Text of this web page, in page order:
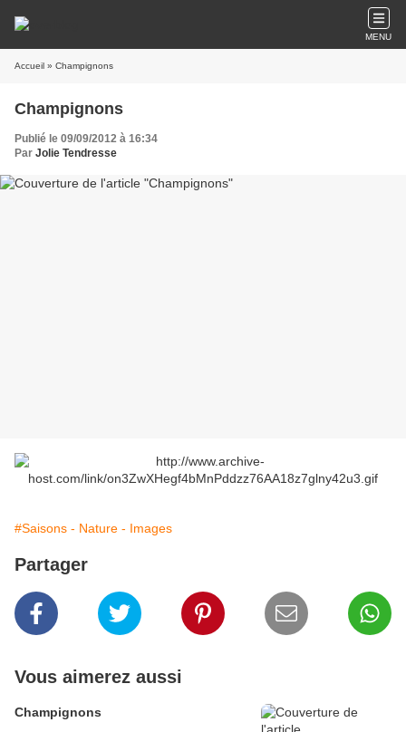
MENU
Accueil » Champignons
Champignons
Publié le 09/09/2012 à 16:34
Par Jolie Tendresse
#Saisons - Nature - Images
Partager
Vous aimerez aussi
Champignons